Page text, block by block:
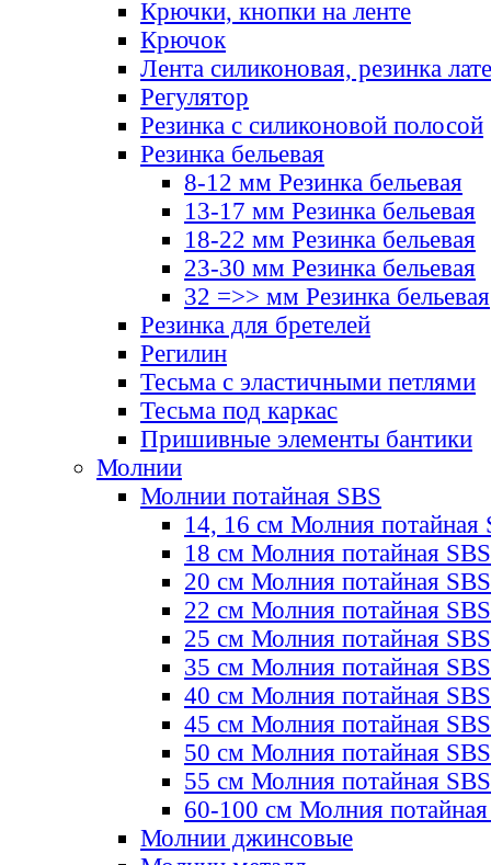
Крючки, кнопки на ленте
Крючок
Лента силиконовая, резинка
Регулятор
Резинка с силиконовой полосой
Резинка бельевая
8-12 мм Резинка бельевая
13-17 мм Резинка бельевая
18-22 мм Резинка бельевая
23-30 мм Резинка бельевая
32 =>> мм Резинка бельевая
Резинка для бретелей
Регилин
Тесьма с эластичными петлями
Тесьма под каркас
Пришивные элементы бантики
Молнии
Молнии потайная SBS
14, 16 см Молния потайная
18 см Молния потайная SBS
20 см Молния потайная SBS
22 см Молния потайная SBS
25 см Молния потайная SBS
35 см Молния потайная SBS
40 см Молния потайная SBS
45 см Молния потайная SBS
50 см Молния потайная SBS
55 см Молния потайная SBS
60-100 см Молния
Молнии джинсовые